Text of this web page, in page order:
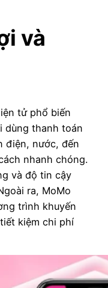
và
tử phổ biến
dùng thanh toán
điện, nước, đến
nhanh chóng.
và độ tin cậy
ra, MoMo
trình khuyến
kiệm chi phí